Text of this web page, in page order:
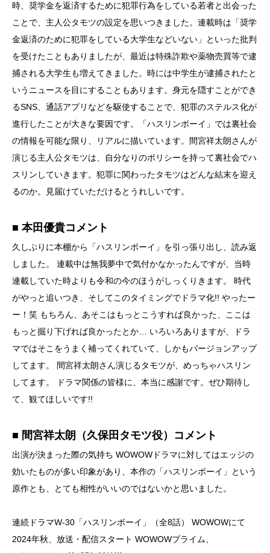
時、奨学金を返済するために犯罪行為をしている若者と出会った
ことで、主人公タモツの設定を思いつきました。連載時は「奨学
金返済のために犯罪をしている大学生などいない」といった批判
を受けたこともありましたが、最近は特殊詐欺や薬物売買等で逮
捕される大学生も増えてきました。時には中学生が逮捕されたと
いうニュースを目にすることもあります。身元を隠すことができ
るSNS、通話アプリなどを駆使することで、犯罪のステルス化が
進行したことが大きな要因です。「ハスリンボーイ」では裏社会
の情報を可能な限り、リアルに描いています。間宮祥太朗さんが
演じる主人公タモツは、自分なりのポリシーを持って裏社会でハ
スリンしていきます。犯罪に関わったタモツはどんな結末を迎え
るのか。見届けていただけるとうれしいです。
■ 本田優貴コメント
久しぶりに本棚から「ハスリンボーイ」を引っ張り出し、読み返
しました。 連載中は無我夢中で気付かなかったんですが、当時
連載していた時よりも令和の今のほうがしっくりきます。 時代
がやっと追いつき、そしてこのタイミングでドラマ化!! やったー
ー！笑 もちろん、あそこはもっとこうすれば良かった、ここは
もっと掘り下げれば良かったとか… いろいろありますが、ドラ
マではそこをうまく補ってくれていて、しかもバージョンアップ
してます。 間宮祥太朗さん演じるタモツが、めっちゃハスリン
してます。 ドラマ関係の皆様に、本当に感謝です。ぜひ期待し
て、観てほしいです!!
■ 間宮祥太朗（久保田タモツ役）コメント
出演が決まった際の気持ち WOWOWドラマに対してはエッジの
効いたものが多い印象があり、本作の「ハスリンボーイ」という
原作とも、とても相性がいいのではないかと思いました。
連続ドラマW-30「ハスリンボーイ」（全8話） WOWOWにて
2024年秋、放送・配信スタート WOWOWプライム、